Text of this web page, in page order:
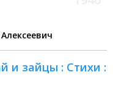
и зайцы : Стихи :